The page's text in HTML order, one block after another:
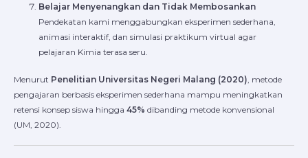
Belajar Menyenangkan dan Tidak Membosankan
Pendekatan kami menggabungkan eksperimen sederhana,
animasi interaktif, dan simulasi praktikum virtual agar
pelajaran Kimia terasa seru.
Menurut Penelitian Universitas Negeri Malang (2020) , metode
pengajaran berbasis eksperimen sederhana mampu meningkatkan
retensi konsep siswa hingga 45% dibanding metode konvensional
(UM, 2020).